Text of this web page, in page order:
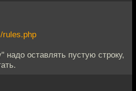
rules.php
надо оставлять пустую строку,